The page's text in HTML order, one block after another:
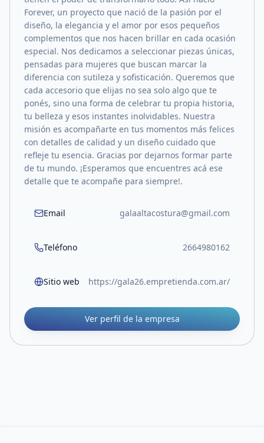
Forever, un proyecto que nació de la pasión por el
diseño, la elegancia y el amor por esos pequeños
complementos que nos hacen brillar en cada ocasión
especial. Nos dedicamos a seleccionar piezas únicas,
pensadas para mujeres que buscan marcar la
diferencia con sutileza y sofisticación. Queremos que
cada accesorio que elijas no sea solo algo que te
ponés, sino una forma de celebrar tu propia historia,
tu belleza y esos instantes inolvidables. Nuestra
misión es acompañarte en tus momentos más felices
con detalles de calidad y un diseño cuidado que
refleje tu esencia. Gracias por dejarnos formar parte
de tu mundo. ¡Esperamos que encuentres acá ese
detalle que te acompañe para siempre!.
Email galaaltacostura@gmail.com
Teléfono 2664980162
Sitio web https://gala26.empretienda.com.ar/
Ver perfil de la empresa